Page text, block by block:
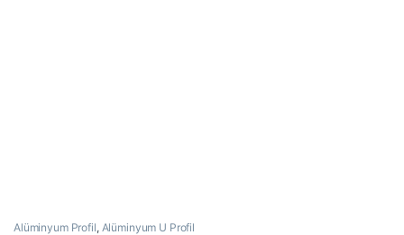
Alüminyum Profil, Alüminyum U Profil